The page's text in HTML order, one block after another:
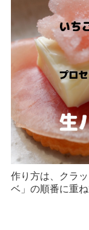
作り方は、クラ
ベ」の順番に重